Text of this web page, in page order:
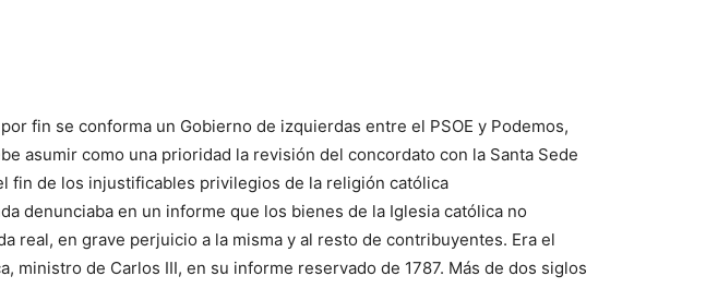
fin se conforma un Gobierno de izquierdas entre el PSOE y Podemos,
asumir como una prioridad la revisión del concordato con la Santa Sede
fin de los injustificables privilegios de la religión católica
denunciaba en un informe que los bienes de la Iglesia católica no
real, en grave perjuicio a la misma y al resto de contribuyentes. Era el
ministro de Carlos III, en su informe reservado de 1787. Más de dos siglos